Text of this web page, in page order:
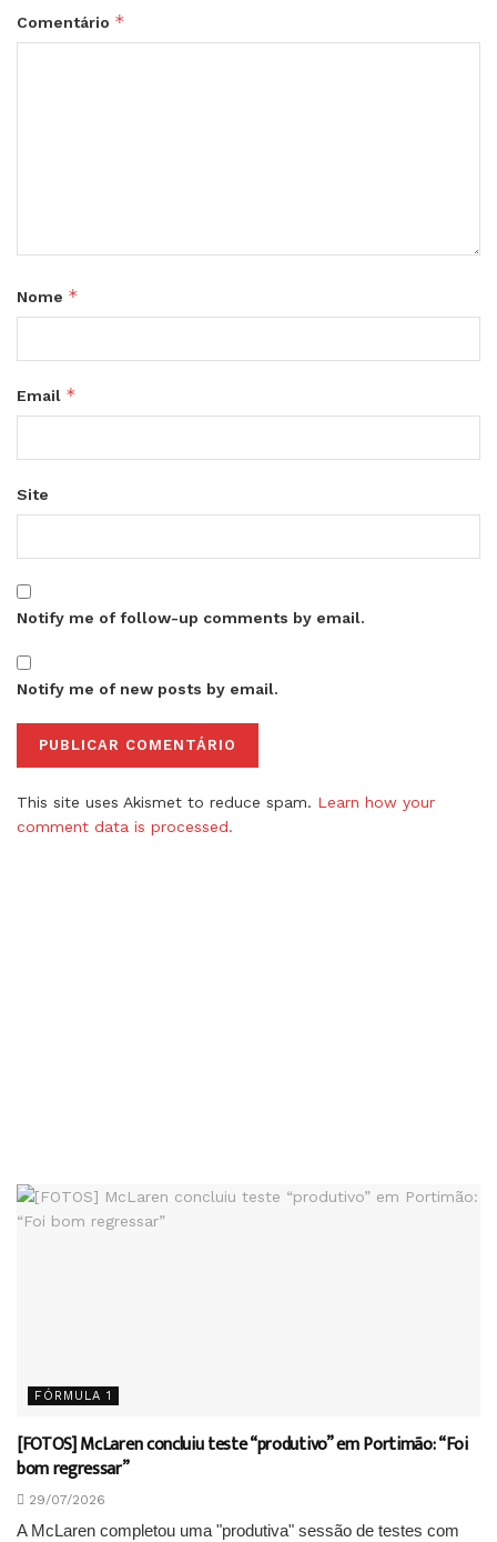
Comentário *
Nome *
Email *
Site
Notify me of follow-up comments by email.
Notify me of new posts by email.
This site uses Akismet to reduce spam. Learn how your
comment data is processed.
FÓRMULA 1
[FOTOS] McLaren concluiu teste “produtivo” em Portimão: “Foi
bom regressar”
29/07/2026
A McLaren completou uma "produtiva" sessão de testes com